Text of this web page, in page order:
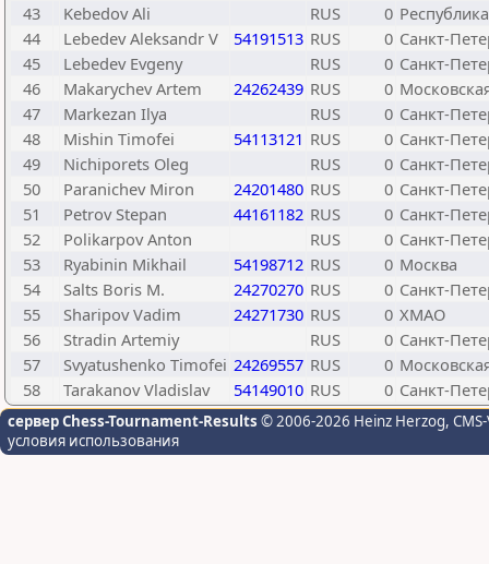
43
Kebedov Ali RUS 0
44
Lebedev Aleksandr V 54191513 RUS 0 Санкт-
45
Lebedev Evgeny RUS 0 Санкт-
46
Makarychev Artem 24262439 RUS 0
47
Markezan Ilya RUS 0 Санкт-
48
Mishin Timofei 54113121 RUS 0 Санкт-
49
Nichiporets Oleg RUS 0 Санкт-
50
Paranichev Miron 24201480 RUS 0 Санкт-
51
Petrov Stepan 44161182 RUS 0 Санкт-
52
Polikarpov Anton RUS 0 Санкт-
53
Ryabinin Mikhail 54198712 RUS 0 Москва
54
Salts Boris M. 24270270 RUS 0 Санкт-
55
Sharipov Vadim 24271730 RUS 0 ХМАО
56
Stradin Artemiy RUS 0 Санкт-
57
Svyatushenko Timofei 24269557 RUS 0
58
Tarakanov Vladislav 54149010 RUS 0 Санкт-
сервер Chess-Tournament-Results © 2006-2026 Heinz Herzog,
условия использования